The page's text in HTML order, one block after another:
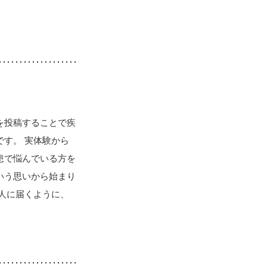
投稿することで疾
す。 実体験から
で悩んでいる方を
思いから始まり
届くように、